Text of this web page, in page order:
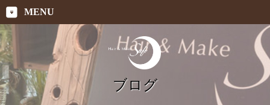
MENU
ブログ